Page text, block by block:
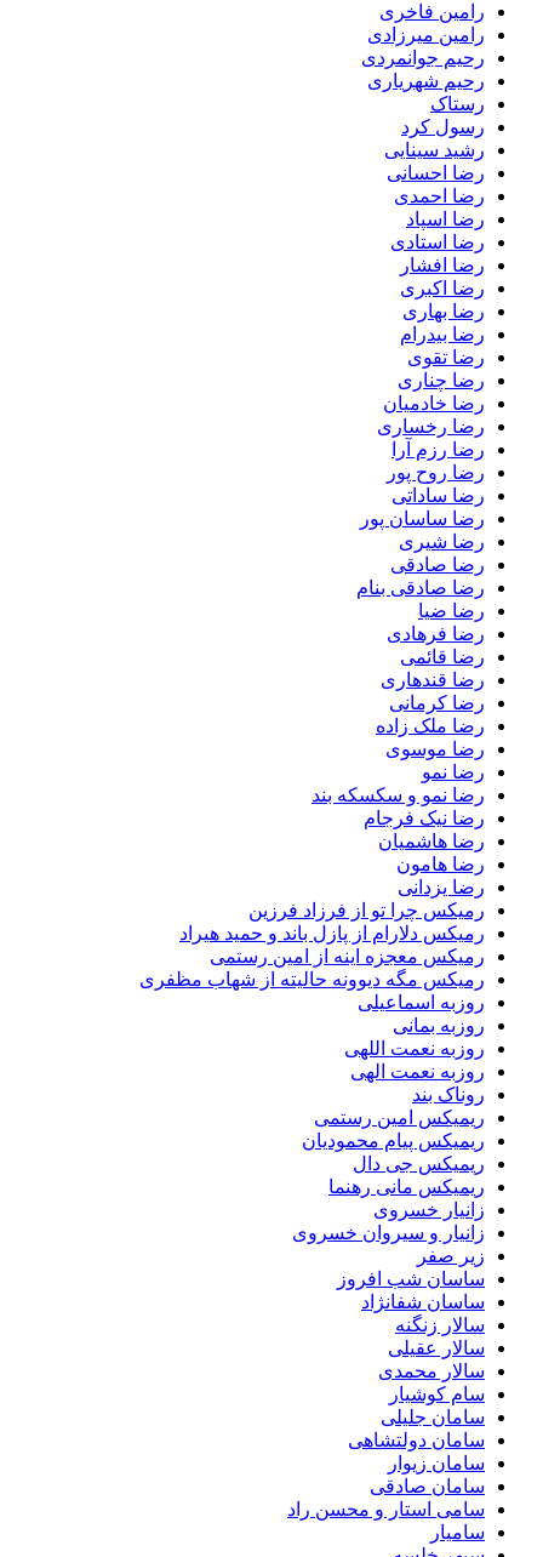
رامین فاخری
رامین میرزادی
رحیم جوانمردی
رحیم شهریاری
رستاک
رسول کرد
رشید سینایی
رضا احسانی
رضا احمدی
رضا اسپاد
رضا استادی
رضا افشار
رضا اکبری
رضا بهاری
رضا بیدرام
رضا تقوی
رضا چناری
رضا خادمیان
رضا رخساری
رضا رزم آرا
رضا روح پور
رضا ساداتی
رضا ساسان پور
رضا شیری
رضا صادقی
رضا صادقی بنام
رضا ضیا
رضا فرهادی
رضا قائمی
رضا قندهاری
رضا کرمانی
رضا ملک زاده
رضا موسوی
رضا نمو
رضا نمو و سکسکه بند
رضا نیک فرجام
رضا هاشمیان
رضا هامون
رضا یزدانی
رمیکس چرا تو از فرزاد فرزین
رمیکس دلارام از پازل باند و حمید هیراد
رمیکس معجزه اینه از امین رستمی
رمیکس مگه دیوونه حالیته از شهاب مظفری
روزبه اسماعیلی
روزبه بمانی
روزبه نعمت اللهی
روزبه نعمت الهی
روناک بند
ریمیکس امین رستمی
ریمیکس پیام محمودیان
ریمیکس جی دال
ریمیکس مانی رهنما
زانیار خسروی
زانیار و سیروان خسروی
زیر صفر
ساسان شب افروز
ساسان شفانژاد
سالار زنگنه
سالار عقیلی
سالار محمدی
سام کوشیار
سامان جلیلی
سامان دولتشاهی
سامان زیوار
سامان صادقی
سامی استار و محسن راد
سامیار